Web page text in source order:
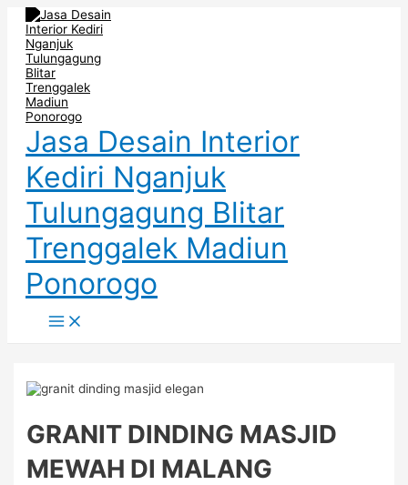
Skip
content
Jasa Desain Interior
Kediri Nganjuk
Tulungagung Blitar
Trenggalek Madiun
Ponorogo
Menu
GRANIT DINDING MASJID
MEWAH DI MALANG
Post
navigation